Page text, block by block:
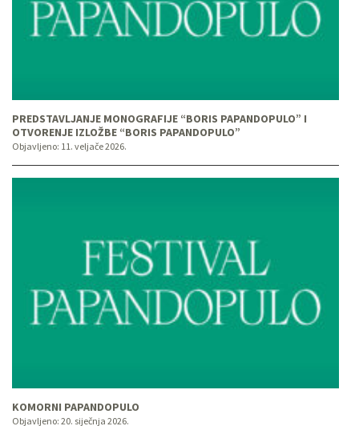
PREDSTAVLJANJE MONOGRAFIJE “BORIS PAPANDOPULO” I
OTVORENJE IZLOŽBE “BORIS PAPANDOPULO”
Objavljeno: 11. veljače 2026.
KOMORNI PAPANDOPULO
Objavljeno: 20. siječnja 2026.